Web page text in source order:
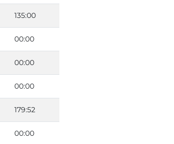
135:00
00:00
00:00
00:00
179:52
00:00